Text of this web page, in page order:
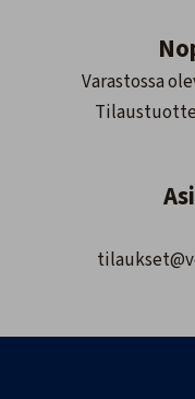
Varastossa